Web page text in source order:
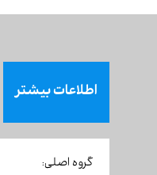
اطلاعات بیشتر
گروه اصلی: